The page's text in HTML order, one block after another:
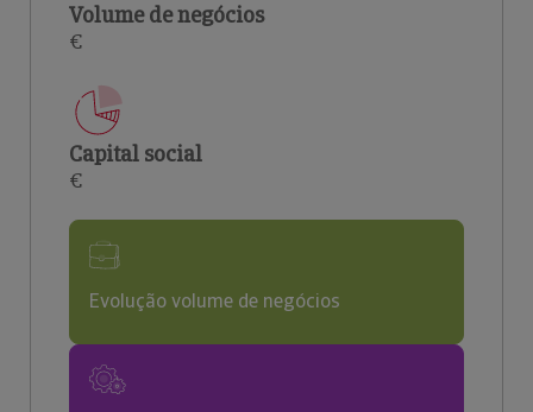
Volume de negócios
€
Capital social
€
Evolução volume de negócios